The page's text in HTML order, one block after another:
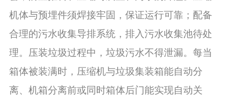
机体与预埋件须焊接牢固，保证运行可靠；配备
合理的污水收集导排系统，排入污水收集池待处
理。压装垃圾过程中，垃圾污水不得泄漏。每当
箱体被装满时，压缩机与垃圾集装箱能自动分
离、机箱分离前或同时箱体后门能实现自动关